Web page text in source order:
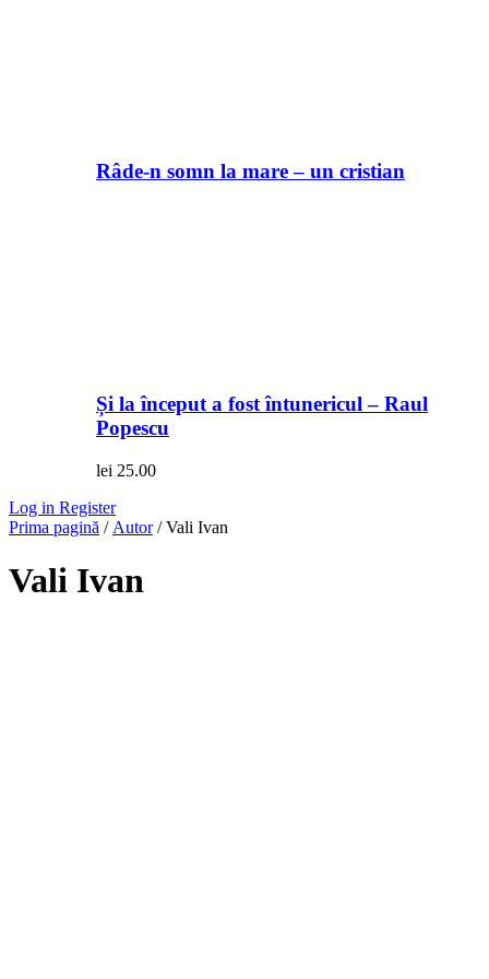
Râde-n somn la mare – un cristian
Și la început a fost întunericul – Raul
Popescu
lei 25.00
Log in Register
Prima pagină / Autor/ Vali Ivan
Vali Ivan